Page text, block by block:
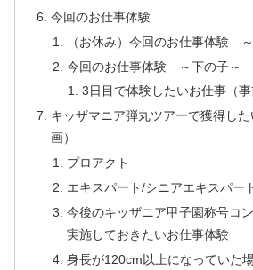
今回のお仕事体験
（お休み）今回のお仕事体験
今回のお仕事体験 ～下の子～
3日目で体験したいお仕事（事
キッザマニア弾丸ツアーで獲得し
画）
プロアクト
エキスパート/シニアエキスパー
今後のキッザニア甲子園称号コ
実施しておきたいお仕事体験
身長が120cm以上になっていた